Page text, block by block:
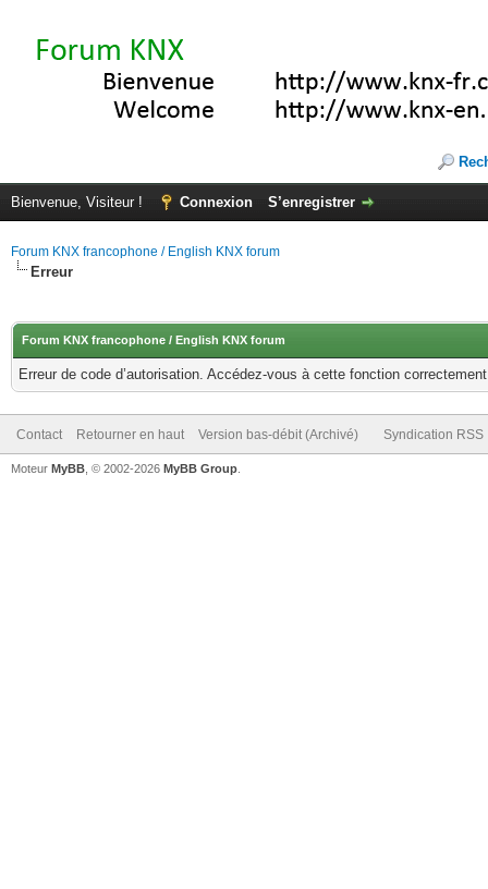
Bienvenue, Visiteur ! Connexion S’enregistrer
Forum KNX francophone / English KNX forum
Erreur
Forum KNX francophone / English KNX forum
Erreur de code d’autorisation. Accédez-vous à cette fonction
Contact Retourner en haut Version bas-débit (Archivé) Syndication RSS
Moteur MyBB , © 2002-2026 MyBB Group